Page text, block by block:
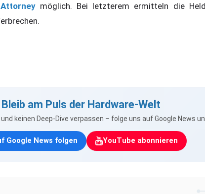
möglich. Bei letzterem ermitteln die
Bleib am Puls der Hardware-Welt
keinen Deep-Dive verpassen – folge uns auf Google News
Google News folgen YouTube abonnieren